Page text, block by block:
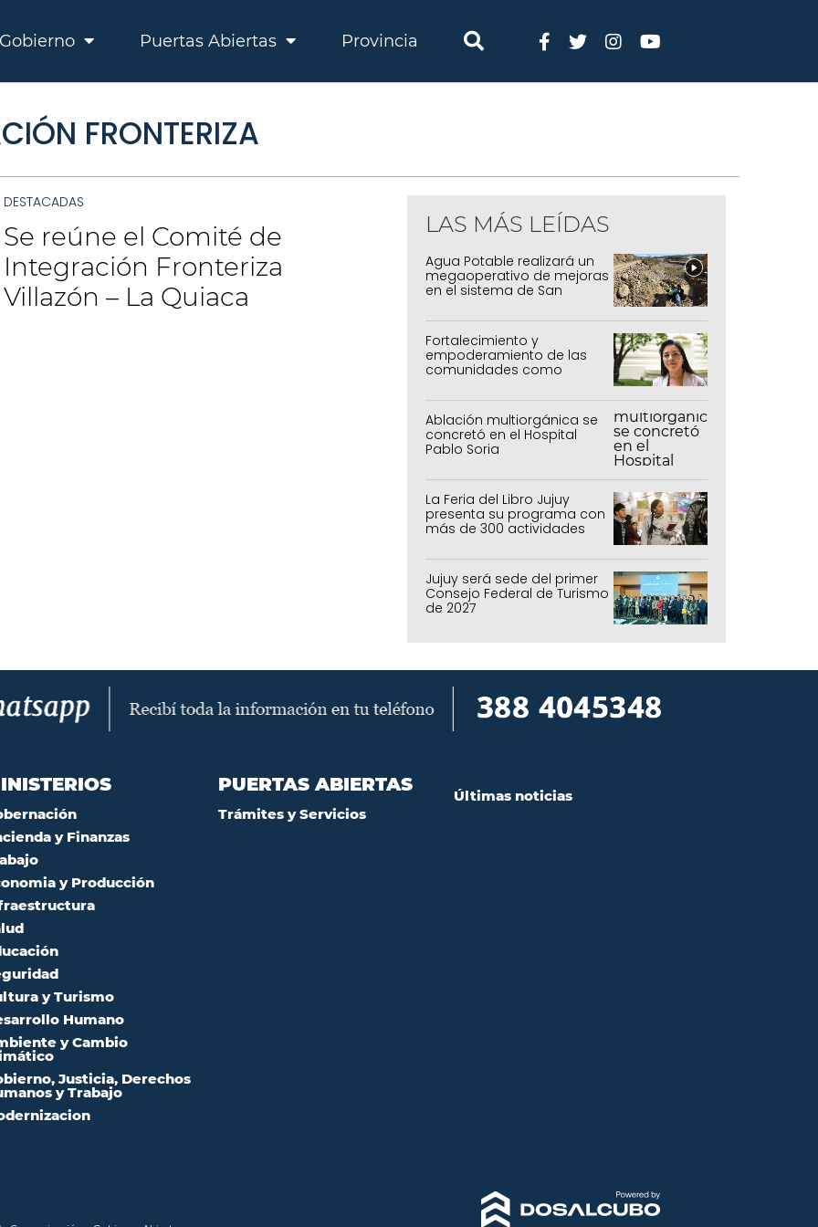
Gobierno Puertas Abiertas Provincia
FRONTERIZA
DESTACADAS
Se reúne el Comité de
Integración Fronteriza
Villazón – La Quiaca
LAS MÁS LEÍDAS
Agua Potable realizará un
megaoperativo de mejoras
en el sistema de San
Fortalecimiento y
empoderamiento de las
comunidades como
Ablación multiorgánica se
concretó en el Hospital
Pablo Soria
La Feria del Libro Jujuy
presenta su programa con
más de 300 actividades
Jujuy será sede del primer
Consejo Federal de Turismo
de 2027
y Finanzas
y Producción
y Turismo
Humano
y Cambio
Justicia, Derechos
y Trabajo
PUERTAS ABIERTAS
Trámites y Servicios
Últimas noticias